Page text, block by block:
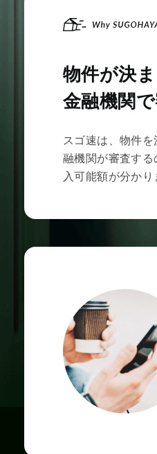
物件が決
金融機関
スゴ速は、物件
融機関が審査す
入可能額が分かり